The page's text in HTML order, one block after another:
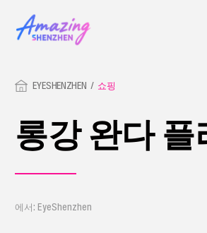
EYESHENZHEN 쇼핑
롱강 완다
에서: EyeShenzhen